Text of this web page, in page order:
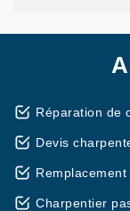
Réparation de
Devis
Charpentier